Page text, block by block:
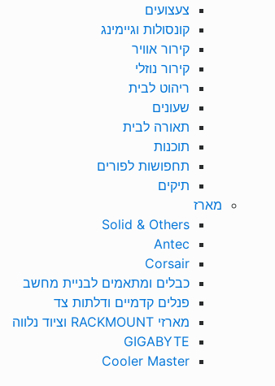
צעצועים
קונסולות וגיימינג
קירור אוויר
קירור נוזלי
ריהוט לבית
שעונים
תאורה לבית
תוכנות
תחפושות לפורים
תיקים
מארז
Solid & Others
Antec
Corsair
כבלים ומתאמים לבניית מחשב
פנלים קדמיים ודלתות צד
מארזי RACKMOUNT וציוד נלווה
GIGABYTE
Cooler Master